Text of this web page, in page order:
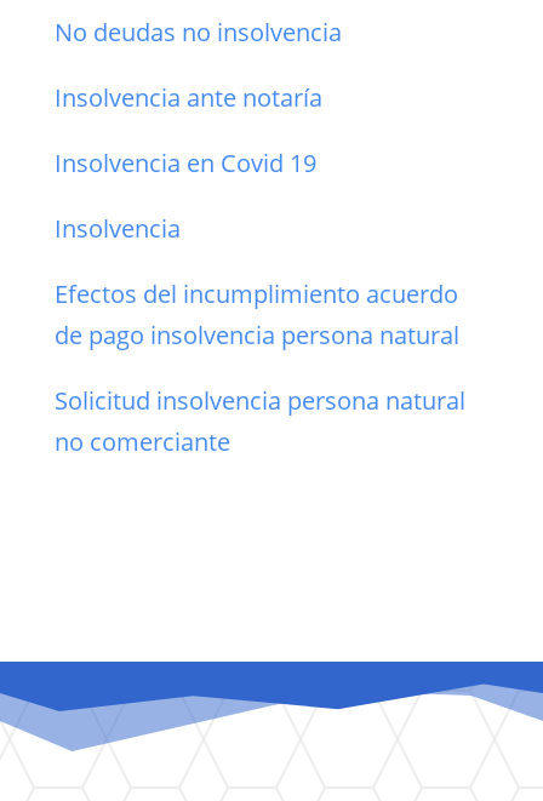
No deudas no insolvencia
Insolvencia ante notaría
Insolvencia en Covid 19
Insolvencia
Efectos del incumplimiento acuerdo
de pago insolvencia persona natural
Solicitud insolvencia persona natural
no comerciante